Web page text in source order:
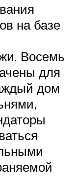
на базе
Восемь
для
дом